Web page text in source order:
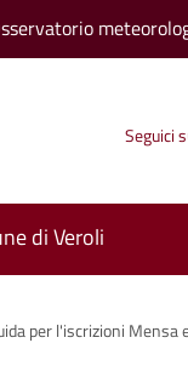
Seguici
di Veroli
per l'iscrizioni Mensa